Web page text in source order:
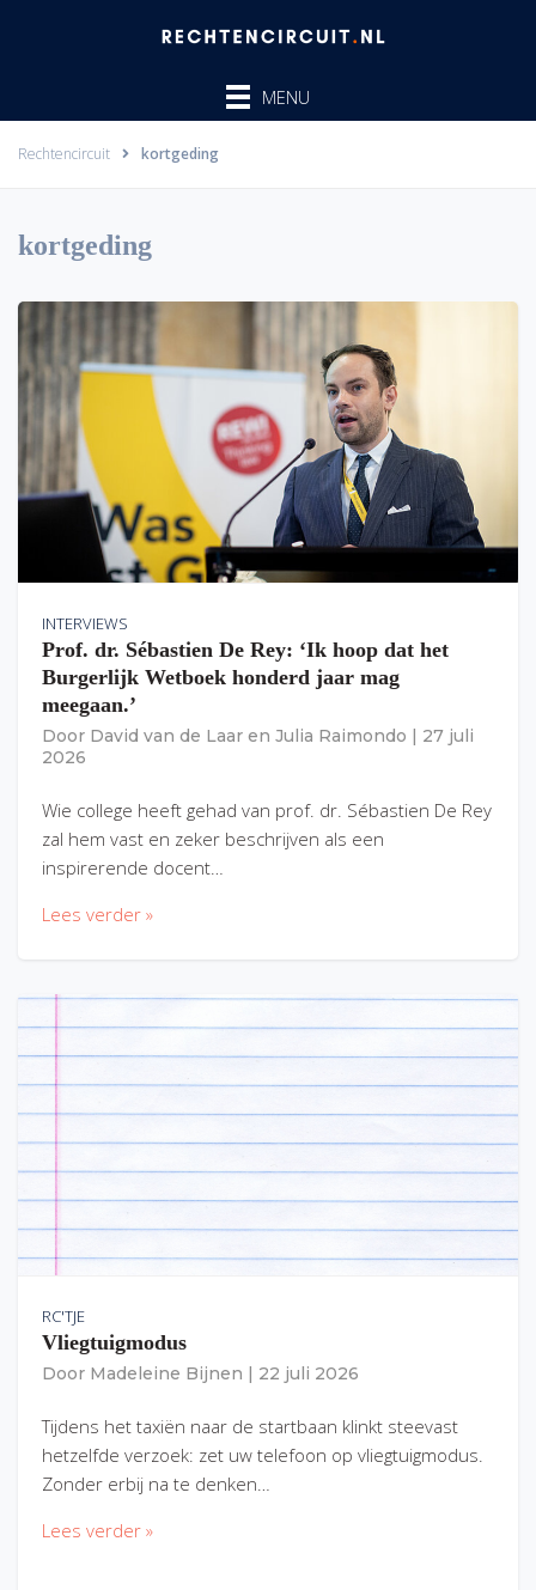
MENU
Rechtencircuit kortgeding
kortgeding
INTERVIEWS
Prof. dr. Sébastien De Rey: ‘Ik hoop dat het
Burgerlijk Wetboek honderd jaar mag
meegaan.’
Door David van de Laar en Julia Raimondo
27 juli
2026
Wie college heeft gehad van prof. dr. Sébastien De Rey
zal hem vast en zeker beschrijven als een
inspirerende docent…
Lees verder »
RC'TJE
Vliegtuigmodus
Door Madeleine Bijnen 22 juli 2026
Tijdens het taxiën naar de startbaan klinkt steevast
hetzelfde verzoek: zet uw telefoon op vliegtuigmodus.
Zonder erbij na te denken…
Lees verder »